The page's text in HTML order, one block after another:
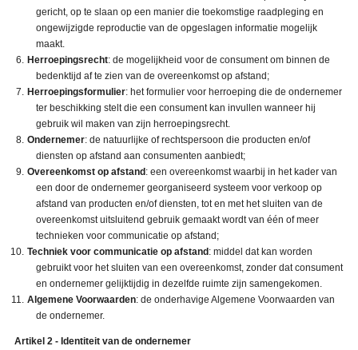
gericht, op te slaan op een manier die toekomstige raadpleging en
ongewijzigde reproductie van de opgeslagen informatie mogelijk
maakt.
Herroepingsrecht: de mogelijkheid voor de consument om binnen de
bedenktijd af te zien van de overeenkomst op afstand;
Herroepingsformulier: het formulier voor herroeping die de ondernemer
ter beschikking stelt die een consument kan invullen wanneer hij
gebruik wil maken van zijn herroepingsrecht.
Ondernemer: de natuurlijke of rechtspersoon die producten en/of
diensten op afstand aan consumenten aanbiedt;
Overeenkomst op afstand : een overeenkomst waarbij in het kader van
een door de ondernemer georganiseerd systeem voor verkoop op
afstand van producten en/of diensten, tot en met het sluiten van de
overeenkomst uitsluitend gebruik gemaakt wordt van één of meer
technieken voor communicatie op afstand;
Techniek voor communicatie op afstand : middel dat kan worden
gebruikt voor het sluiten van een overeenkomst, zonder dat consument
en ondernemer gelijktijdig in dezelfde ruimte zijn samengekomen.
Algemene Voorwaarden: de onderhavige Algemene Voorwaarden van
de ondernemer.
Artikel 2 - Identiteit van de ondernemer